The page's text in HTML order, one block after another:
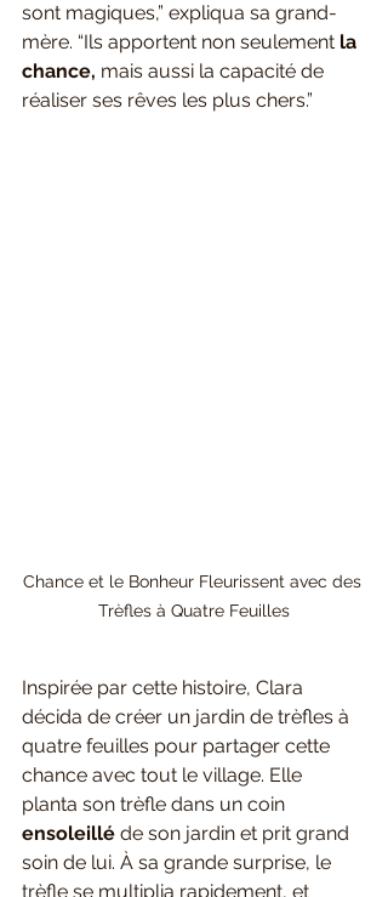
sont magiques,” expliqua sa grand-
mère. “Ils apportent non seulement la
chance, mais aussi la capacité de
réaliser ses rêves les plus chers.”
Chance et le Bonheur Fleurissent avec des
Trèfles à Quatre Feuilles
Inspirée par cette histoire, Clara
décida de créer un jardin de trèfles à
quatre feuilles pour partager cette
chance avec tout le village. Elle
planta son trèfle dans un coin
ensoleillé de son jardin et prit grand
soin de lui. À sa grande surprise, le
trèfle se multiplia rapidement, et